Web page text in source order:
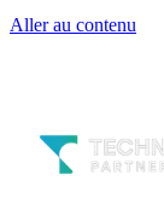
Aller au contenu